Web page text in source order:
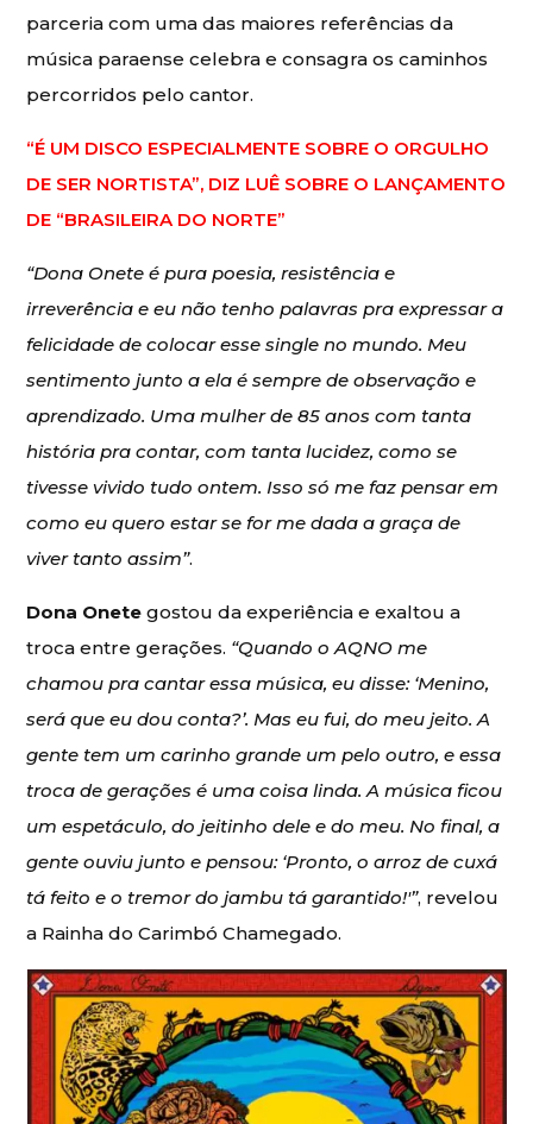
parceria com uma das maiores referências da
música paraense celebra e consagra os caminhos
percorridos pelo cantor.
“É UM DISCO ESPECIALMENTE SOBRE O ORGULHO
DE SER NORTISTA”, DIZ LUÊ SOBRE O LANÇAMENTO
DE “BRASILEIRA DO NORTE”
“Dona Onete é pura poesia, resistência e
irreverência e eu não tenho palavras pra expressar a
felicidade de colocar esse single no mundo. Meu
sentimento junto a ela é sempre de observação e
aprendizado. Uma mulher de 85 anos com tanta
história pra contar, com tanta lucidez, como se
tivesse vivido tudo ontem. Isso só me faz pensar em
como eu quero estar se for me dada a graça de
viver tanto assim”.
Dona Onete gostou da experiência e exaltou a
troca entre gerações. “Quando o AQNO me
chamou pra cantar essa música, eu disse: ‘Menino,
será que eu dou conta?’. Mas eu fui, do meu jeito. A
gente tem um carinho grande um pelo outro, e essa
troca de gerações é uma coisa linda. A música ficou
um espetáculo, do jeitinho dele e do meu. No final, a
gente ouviu junto e pensou: ‘Pronto, o arroz de cuxá
tá feito e o tremor do jambu tá garantido!'”, revelou
a Rainha do Carimbó Chamegado.